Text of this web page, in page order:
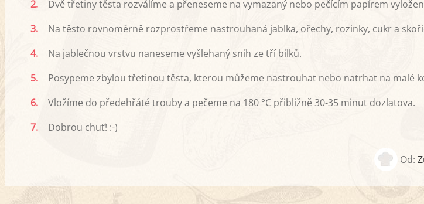
2.
Dvě třetiny těsta rozválíme a přeneseme na vymazaný nebo pečícím papírem
3.
Na těsto rovnoměrně rozprostřeme nastrouhaná jablka, ořechy, rozinky, cukr a
4.
Na jablečnou vrstvu naneseme vyšlehaný sníh ze tří bílků.
5.
Posypeme zbylou třetinou těsta, kterou můžeme nastrouhat nebo natrhat na malé
6.
Vložíme do předehřáté trouby a pečeme na 180 °C přibližně 30-35 minut dozlatova.
7.
Dobrou chuť! :-)
Od: